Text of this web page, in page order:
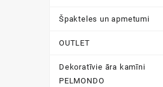
Špakteles un apmetumi
OUTLET
Dekoratīvie āra kamīni
PELMONDO